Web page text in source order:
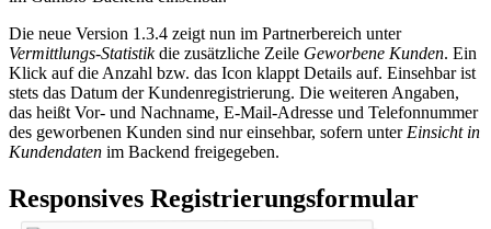
Die neue Version 1.3.4 zeigt nun im Partnerbereich unter
Vermittlungs-Statistikdie zusätzliche Zeile Geworbene Kunden. Ein
Klick auf die Anzahl bzw. das Icon klappt Details auf. Einsehbar ist
stets das Datum der Kundenregistrierung. Die weiteren Angaben,
das heißt Vor- und Nachname, E-Mail-Adresse und Telefonnummer
des geworbenen Kunden sind nur einsehbar, sofern unter Einsicht in
Kundendaten im Backend freigegeben.
Responsives Registrierungsformular